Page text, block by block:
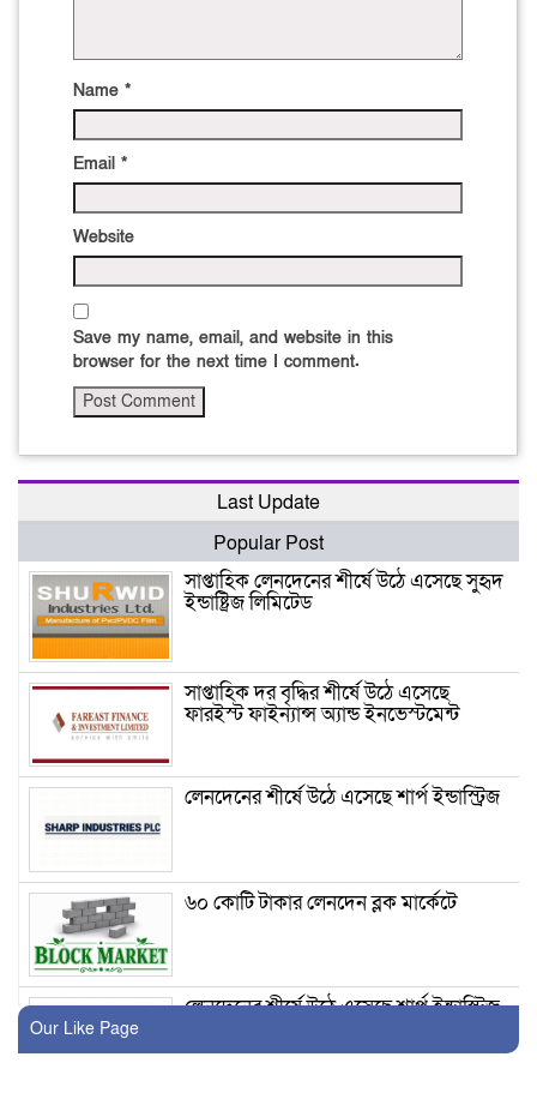
Name *
Email *
Website
Save my name, email, and website in this
browser for the next time I comment.
Last Update
Popular Post
সাপ্তাহিক লেনদেনের শীর্ষে উঠে এসেছে সুহৃদ
ইন্ডাষ্ট্রিজ লিমিটেড
সাপ্তাহিক দর বৃদ্ধির শীর্ষে উঠে এসেছে
ফারইস্ট ফাইন্যান্স অ্যান্ড ইনভেস্টমেন্ট
লেনদেনের শীর্ষে উঠে এসেছে শার্প ইন্ডাস্ট্রিজ
৬০ কোটি টাকার লেনদেন ব্লক মার্কেটে
লেনদেনের শীর্ষে উঠে এসেছে শার্প ইন্ডাস্ট্রিজ
Our Like Page